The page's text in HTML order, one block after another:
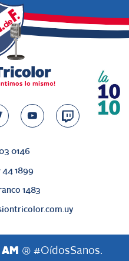
0146
44 1899
1483
® #OídosSanos.